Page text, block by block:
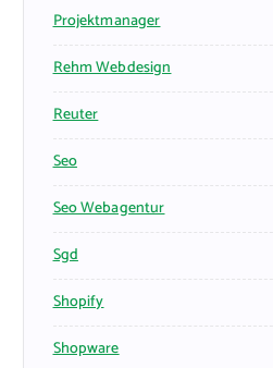
Projektmanager
Rehm Webdesign
Reuter
Seo
Seo Webagentur
Sgd
Shopify
Shopware